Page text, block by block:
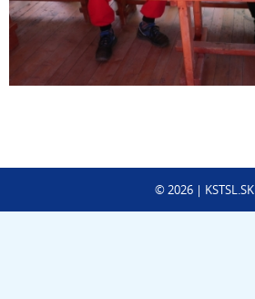
©2026| KSTSL.SK